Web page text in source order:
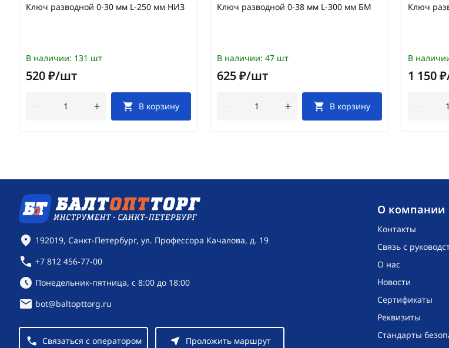
Ключ разводной 0-30 мм L-250 мм НИЗ
В наличии: 131 шт
520 ₽/шт
В корзину
Ключ разводной 0-38 мм L-300 мм БМ
В наличии: 47 шт
625 ₽/шт
В корзину
Ключ
В
1 150
O компании
Контакты
Связь с
О нас
Новости
Сертификаты
Реквизиты
Стандарты
Контактная информация
192019, Санкт-Петербург, ул. Профессора Качалова, д. 19
+7 812 456-77-00
Режим работы:
Понедельник-пятница, с 8:00 до 18:00
bot@baltopttorg.ru
Связаться с оператором Проложить маршрут